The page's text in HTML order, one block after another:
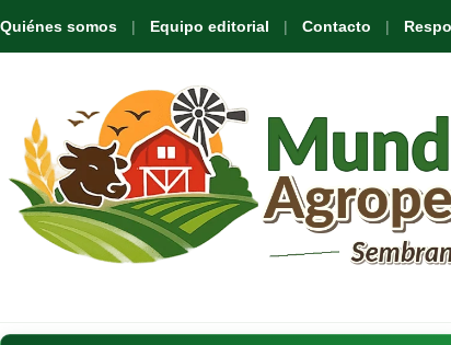
Quiénes somos Equipo editorial Contacto